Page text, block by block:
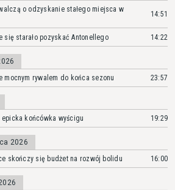
o odzyskanie stałego miejsca w
14:51
się starało pozyskać Antonellego 14:22
mocnym rywalem do końca sezonu 23:57
epicka końcówka wyścigu 19:29
2026
skończy się budżet na rozwój bolidu 16:00